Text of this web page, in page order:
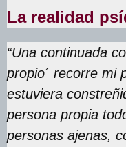
La realidad
“Una continuada
propio´ recorre mi
estuviera
persona propia
personas ajenas,